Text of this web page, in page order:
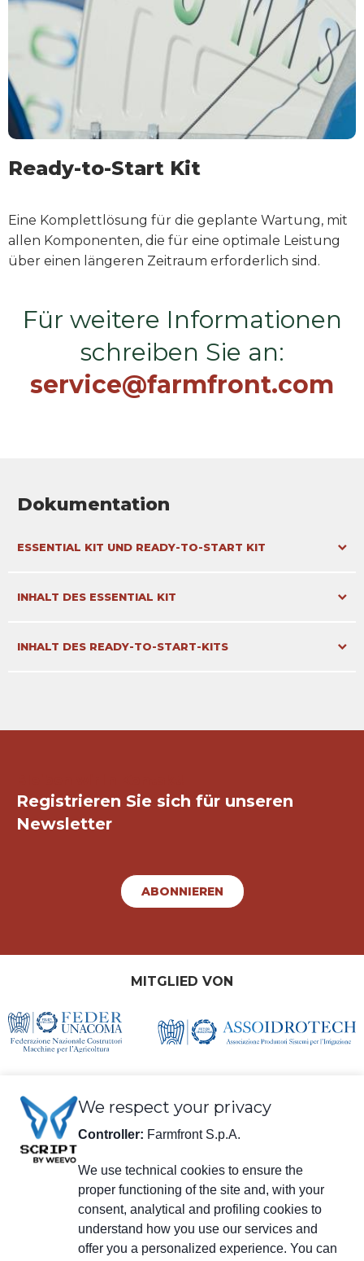
Ready-to-Start Kit
Eine Komplettlösung für die geplante Wartung, mit
allen Komponenten, die für eine optimale Leistung
über einen längeren Zeitraum erforderlich sind.
Für weitere Informationen
schreiben Sie an:
service@farmfront.com
Dokumentation
ESSENTIAL KIT UND READY-TO-START KIT
INHALT DES ESSENTIAL KIT
INHALT DES READY-TO-START-KITS
Registrieren Sie sich für unseren
Newsletter
ABONNIEREN
MITGLIED VON
Rechtliche Informationen
Werk und Sitz der Gesellschaft: Via S. Eusebio 7, 41014 Castelvetro di
Modena (MO) - IT
Steuernr., USt-IdNr., Eintragungsnummer beim Handelsregister Modena
We respect your privacy
Controller: Farmfront S.p.A.
We use technical cookies to ensure the
proper functioning of the site and, with your
consent, analytical and profiling cookies to
understand how you use our services and
offer you a personalized experience. You can